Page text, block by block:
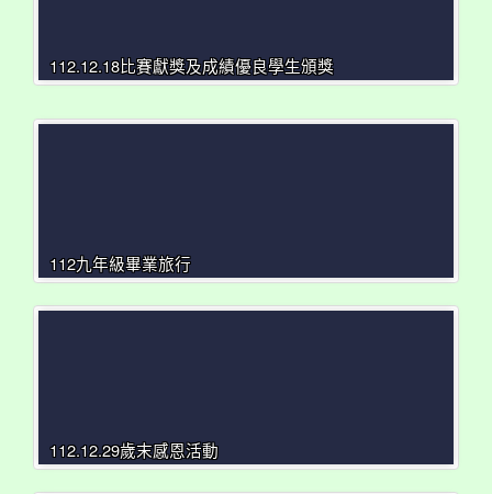
112.12.18比賽獻獎及成績優良學生頒獎
112九年級畢業旅行
112.12.29歲末感恩活動